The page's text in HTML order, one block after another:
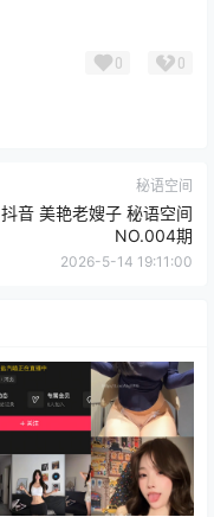
0 0
秘语空间
抖音 美艳老嫂子 秘语空间
NO.004期
2026-5-14 19:11:00